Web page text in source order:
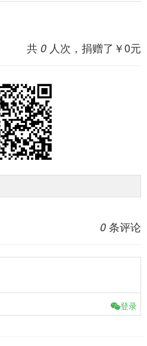
共 0 人次，捐赠了￥0元
0 条评论
登录